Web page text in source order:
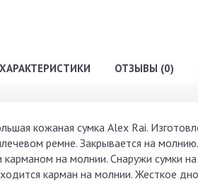
ХАРАКТЕРИСТИКИ ОТЗЫВЫ (0)
кожаная сумка Alex Rai.
ремне. Закрывается на
карманом на молнии. Снаружи сумки
карман на молнии. Жесткое